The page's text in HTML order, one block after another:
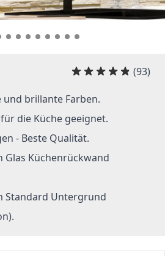
(93)
brillante Farben.
die Küche geeignet.
- Beste Qualität.
Glas Küchenrückwand
Standard Untergrund